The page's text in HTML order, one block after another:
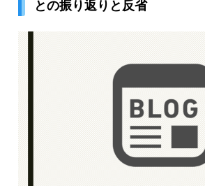
との振り返りと反省